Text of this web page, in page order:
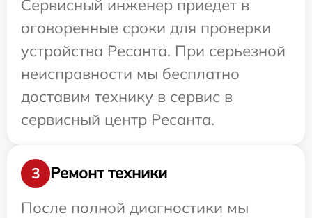
Сервисный инженер приедет в
оговоренные сроки для проверки
устройства Ресанта. При серьезной
неисправности мы бесплатно
доставим технику в сервис в
сервисный центр Ресанта.
3
Ремонт техники
После полной диагностики мы